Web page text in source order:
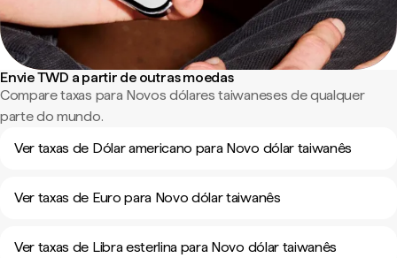
Envie TWD a partir de outras moedas
Compare taxas para Novos dólares taiwaneses de qualquer
parte do mundo.
Ver taxas de Dólar americano para Novo dólar taiwanês
Ver taxas de Euro para Novo dólar taiwanês
Ver taxas de Libra esterlina para Novo dólar taiwanês